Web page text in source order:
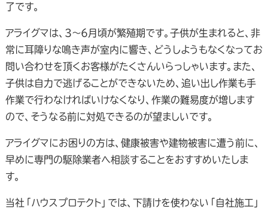
了です。
アライグマは、3～6月頃が繁殖期です。子供が生まれると、非
常に耳障りな鳴き声が室内に響き、どうしようもなくなってお
問い合わせを頂くお客様がたくさんいらっしゃいます。また、
子供は自力で逃げることができないため、追い出し作業も手
作業で行わなければいけなくなり、作業の難易度が増します
ので、そうなる前に対処できるのが望ましいです。
アライグマにお困りの方は、健康被害や建物被害に遭う前に、
早めに専門の駆除業者へ相談することをおすすめいたしま
す。
当社「ハウスプロテクト」では、下請けを使わない「自社施工」